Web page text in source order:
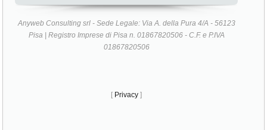
Anyweb Consulting srl - Sede Legale: Via A. della Pura 4/A - 56123
Pisa | Registro Imprese di Pisa n. 01867820506 - C.F. e P.IVA
01867820506
[ Privacy ]